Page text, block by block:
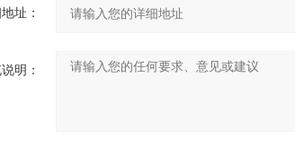
址：
明：